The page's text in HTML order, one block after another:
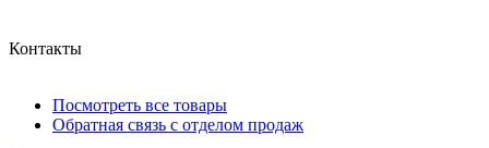
Контакты
Посмотреть все товары
Обратная связь с отделом продаж